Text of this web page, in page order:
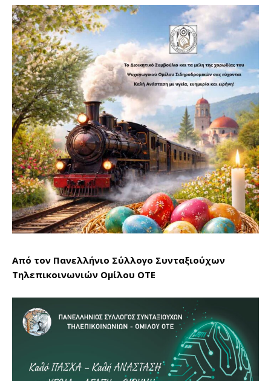
Από τον Πανελλήνιο Σύλλογο Συνταξιούχων
Τηλεπικοινωνιών Ομίλου ΟΤΕ